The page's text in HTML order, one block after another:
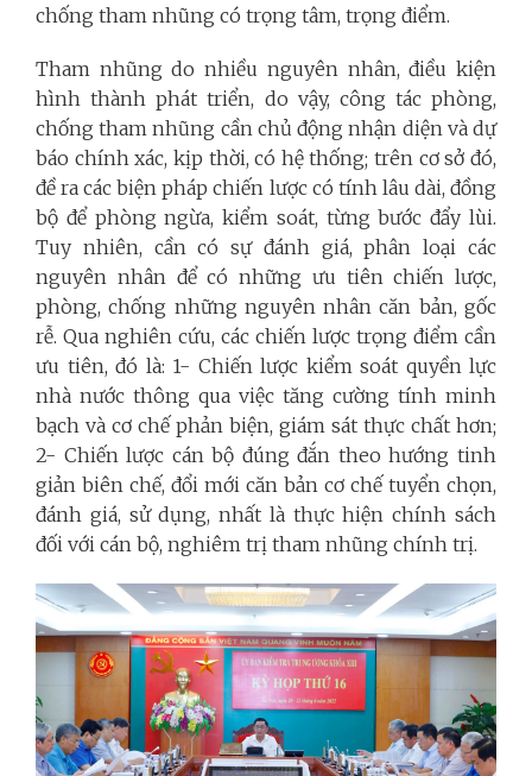
chống tham nhũng có trọng tâm, trọng điểm.
Tham nhũng do nhiều nguyên nhân, điều kiện
hình thành phát triển, do vậy, công tác phòng,
chống tham nhũng cần chủ động nhận diện và dự
báo chính xác, kịp thời, có hệ thống; trên cơ sở đó,
đề ra các biện pháp chiến lược có tính lâu dài, đồng
bộ để phòng ngừa, kiểm soát, từng bước đẩy lùi.
Tuy nhiên, cần có sự đánh giá, phân loại các
nguyên nhân để có những ưu tiên chiến lược,
phòng, chống những nguyên nhân căn bản, gốc
rễ. Qua nghiên cứu, các chiến lược trọng điểm cần
ưu tiên, đó là: 1- Chiến lược kiểm soát quyền lực
nhà nước thông qua việc tăng cường tính minh
bạch và cơ chế phản biện, giám sát thực chất hơn;
2- Chiến lược cán bộ đúng đắn theo hướng tinh
giản biên chế, đổi mới căn bản cơ chế tuyển chọn,
đánh giá, sử dụng, nhất là thực hiện chính sách
đối với cán bộ, nghiêm trị tham nhũng chính trị.